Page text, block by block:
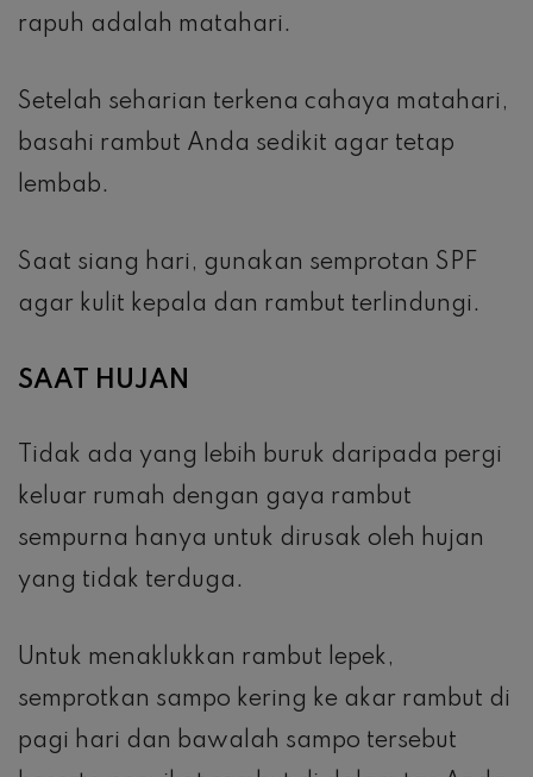
rapuh adalah matahari.
Setelah seharian terkena cahaya matahari,
basahi rambut Anda sedikit agar tetap
lembab.
Saat siang hari, gunakan semprotan SPF
agar kulit kepala dan rambut terlindungi.
SAAT HUJAN
Tidak ada yang lebih buruk daripada pergi
keluar rumah dengan gaya rambut
sempurna hanya untuk dirusak oleh hujan
yang tidak terduga.
Untuk menaklukkan rambut lepek,
semprotkan sampo kering ke akar rambut di
pagi hari dan bawalah sampo tersebut